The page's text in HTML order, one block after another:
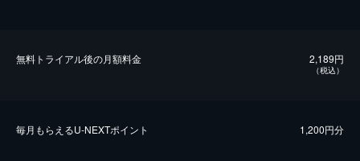
無料トライアル後の⽉額料金 2,189円
（税込）
毎⽉もらえるU-NEXTポイント 1,200円分